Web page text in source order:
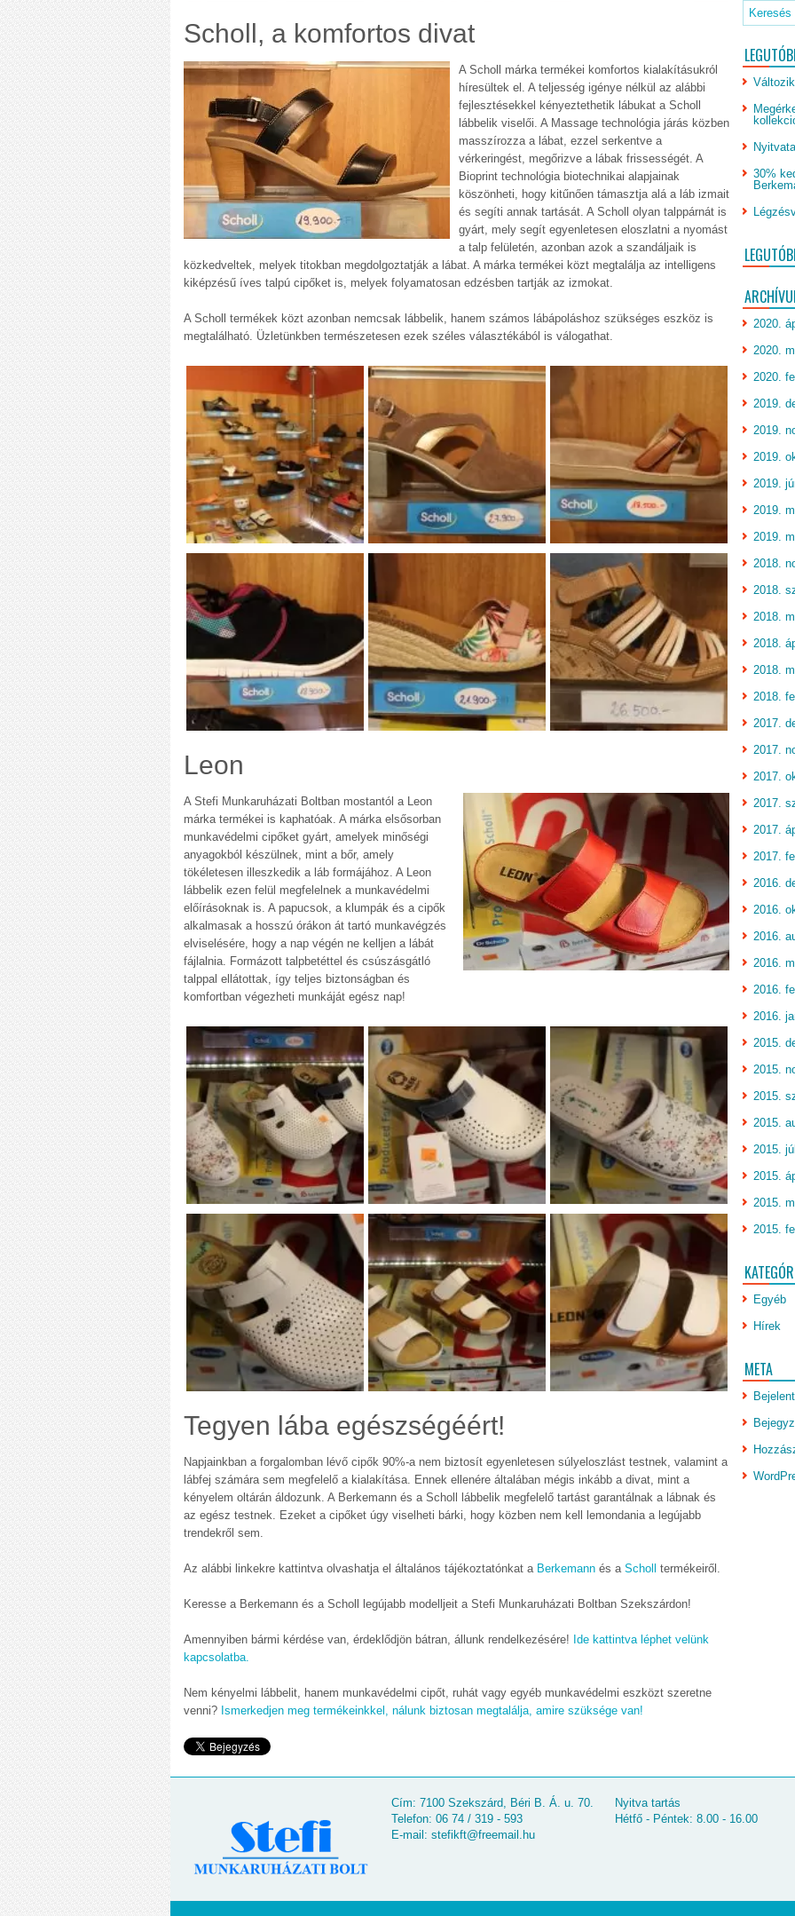
Scholl, a komfortos divat
A Scholl márka termékei komfortos kialakításukról
híresültek el. A teljesség igénye nélkül az alábbi
fejlesztésekkel kényeztethetik lábukat a Scholl
lábbelik viselői. A Massage technológia járás közben
masszírozza a lábat, ezzel serkentve a
vérkeringést, megőrizve a lábak frissességét. A
Bioprint technológia biotechnikai alapjainak
köszönheti, hogy kitűnően támasztja alá a láb izmait
és segíti annak tartását. A Scholl olyan talppárnát is
gyárt, mely segít egyenletesen eloszlatni a nyomást
a talp felületén, azonban azok a szandáljaik is
közkedveltek, melyek titokban megdolgoztatják a lábat. A márka termékei közt megtalálja az intelligens
kiképzésű íves talpú cipőket is, melyek folyamatosan edzésben tartják az izmokat.
A Scholl termékek közt azonban nemcsak lábbelik, hanem számos lábápoláshoz szükséges eszköz is
megtalálható. Üzletünkben természetesen ezek széles választékából is válogathat.
Leon
A Stefi Munkaruházati Boltban mostantól a Leon
márka termékei is kaphatóak. A márka elsősorban
munkavédelmi cipőket gyárt, amelyek minőségi
anyagokból készülnek, mint a bőr, amely
tökéletesen illeszkedik a láb formájához. A Leon
lábbelik ezen felül megfelelnek a munkavédelmi
előírásoknak is. A papucsok, a klumpák és a cipők
alkalmasak a hosszú órákon át tartó munkavégzés
elviselésére, hogy a nap végén ne kelljen a lábát
fájlalnia. Formázott talpbetéttel és csúszásgátló
talppal ellátottak, így teljes biztonságban és
komfortban végezheti munkáját egész nap!
Tegyen lába egészségéért!
Napjainkban a forgalomban lévő cipők 90%-a nem biztosít egyenletesen súlyeloszlást testnek, valamint a
lábfej számára sem megfelelő a kialakítása. Ennek ellenére általában mégis inkább a divat, mint a
kényelem oltárán áldozunk. A Berkemann és a Scholl lábbelik megfelelő tartást garantálnak a lábnak és
az egész testnek. Ezeket a cipőket úgy viselheti bárki, hogy közben nem kell lemondania a legújabb
trendekről sem.
Az alábbi linkekre kattintva olvashatja el általános tájékoztatónkat a Berkemann és a Scholl termékeiről.
Keresse a Berkemann és a Scholl legújabb modelljeit a Stefi Munkaruházati Boltban Szekszárdon!
Amennyiben bármi kérdése van, érdeklődjön bátran, állunk rendelkezésére! Ide kattintva léphet velünk
kapcsolatba.
Nem kényelmi lábbelit, hanem munkavédelmi cipőt, ruhát vagy egyéb munkavédelmi eszközt szeretne
venni? Ismerkedjen meg termékeinkkel, nálunk biztosan megtalálja, amire szüksége van!
30%
2020.
2020.
2020.
2019.
2019.
2019.
2019.
2019.
2019.
2018.
2018.
2018.
2018.
2018.
2018.
2017.
2017.
2017.
2017.
2017.
2017.
2016.
2016.
2016.
2016.
2016.
2016.
2015.
2015.
2015.
2015.
2015.
2015.
2015.
2015.
Egyéb
Hírek
META
Cím: 7100 Szekszárd, Béri B. Á. u. 70.
Telefon: 06 74 / 319 - 593
E-mail: stefikft@freemail.hu
Nyitva tartás
Hétfő - Péntek: 8.00 - 16.00